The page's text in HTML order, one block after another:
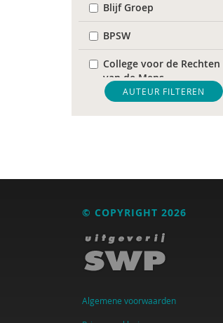
Blijf Groep
BPSW
College voor de Rechten
van de Mens
De Raad voor
Volksgezondheid &
DIVOSA
FEMA
Fier
GREVIO
AUTEUR FILTEREN
© COPYRIGHT 2026
Algemene voorwaarden